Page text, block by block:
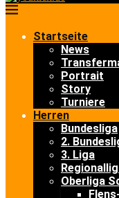
Startseite
News
Portrait
Story
Turniere
Herren
Bundesliga
2.
3. Liga
Oberliga